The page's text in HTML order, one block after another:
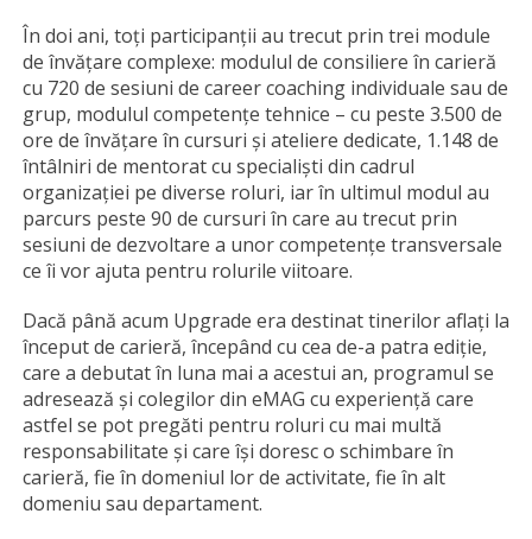
În doi ani, toți participanții au trecut prin trei module
de învățare complexe: modulul de consiliere în carieră
cu 720 de sesiuni de career coaching individuale sau de
grup, modulul competențe tehnice – cu peste 3.500 de
ore de învățare în cursuri și ateliere dedicate, 1.148 de
întâlniri de mentorat cu specialiști din cadrul
organizației pe diverse roluri, iar în ultimul modul au
parcurs peste 90 de cursuri în care au trecut prin
sesiuni de dezvoltare a unor competențe transversale
ce îi vor ajuta pentru rolurile viitoare.
Dacă până acum Upgrade era destinat tinerilor aflați la
început de carieră, începând cu cea de-a patra ediție,
care a debutat în luna mai a acestui an, programul se
adresează și colegilor din eMAG cu experiență care
astfel se pot pregăti pentru roluri cu mai multă
responsabilitate și care își doresc o schimbare în
carieră, fie în domeniul lor de activitate, fie în alt
domeniu sau departament.